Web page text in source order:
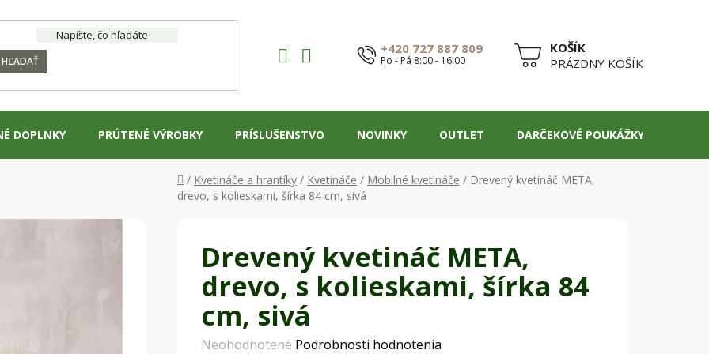
HĽADAŤ
+420 727 887 809
Po - Pá 8:00 - 16:00
NÁKUPNÝPRÁZDNY KOŠÍK
DOPLNKY PRÚTENÉ VÝROBKY PRÍSLUŠENSTVO NOVINKY OUTLET DARČEKOVÉ POUKÁŽKY
Domov
/ Kvetináče a hrantíky / Kvetináče / Mobilné kvetináče / Drevený kvetináč META,
drevo, s kolieskami, šírka 84 cm, sivá
Drevený kvetináč META,
drevo, s kolieskami, šírka 84
cm, sivá
Priemerné
Neohodnotené Podrobnosti hodnotenia